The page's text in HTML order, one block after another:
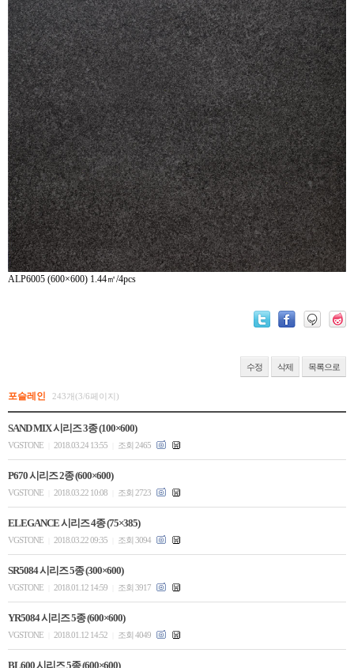
ALP6005 (600×600) 1.44㎡/4pcs
수정 삭제 목록으로
포슬레인 243개(3/6페이지)
SAND MIX 시리즈 3종 (100×600)
VGSTONE 2018.03.24 13:55 조회 2465
P670 시리즈 2종 (600×600)
VGSTONE 2018.03.22 10:08 조회 2723
ELEGANCE 시리즈 4종 (75×385)
VGSTONE 2018.03.22 09:35 조회 3094
SR5084 시리즈 5종 (300×600)
VGSTONE 2018.01.12 14:59 조회 3917
YR5084 시리즈 5종 (600×600)
VGSTONE 2018.01.12 14:52 조회 4049
BL600 시리즈 5종 (600×600)